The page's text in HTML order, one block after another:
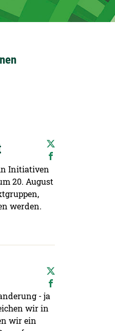
Initiativen
20. August
werden.
- ja
wir in
wir ein